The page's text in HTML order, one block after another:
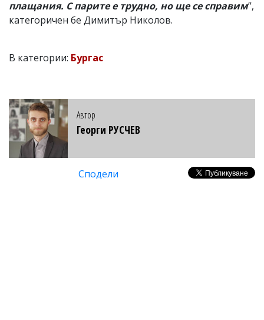
плащания. С парите е трудно, но ще се справим”,
категоричен бе Димитър Николов.
В категории: Бургас
Автор
Георги РУСЧЕВ
Сподели